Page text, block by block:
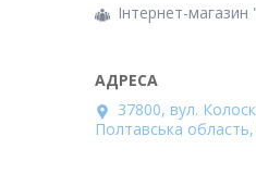
Інтернет-
37800, вул.
Полтавська